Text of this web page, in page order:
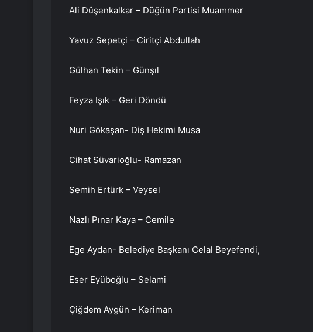
Ali Düşenkalkar – Düğün Partisi Muammer
Yavuz Sepetçi – Ciritçi Abdullah
Gülhan Tekin – Günşıl
Feyza Işık – Geri Döndü
Nuri Gökaşan- Diş Hekimi Musa
Cihat Süvarioğlu- Ramazan
Semih Ertürk – Veysel
Nazlı Pınar Kaya – Cemile
Ege Aydan- Belediye Başkanı Celal Beyefendi,
Eser Eyüboğlu – Selami
Çiğdem Aygün – Keriman